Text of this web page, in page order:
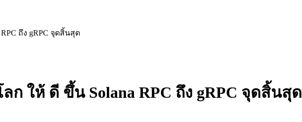
ถึง gRPC จุดสิ้นสุด
ก ให้ ดี ขึ้น Solana RPC ถึง gRPC จุดสิ้นสุด